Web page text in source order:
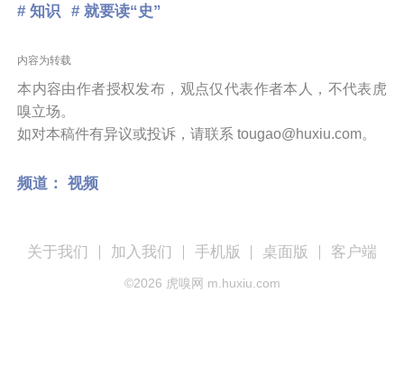
# 知识 # 就要读“史”
内容为转载
本内容由作者授权发布，观点仅代表作者本人，不代表虎
嗅立场。
如对本稿件有异议或投诉，请联系 tougao@huxiu.com。
频道： 视频
关于我们 加入我们 手机版 桌面版 客户端
©2026 虎嗅网 m.huxiu.com